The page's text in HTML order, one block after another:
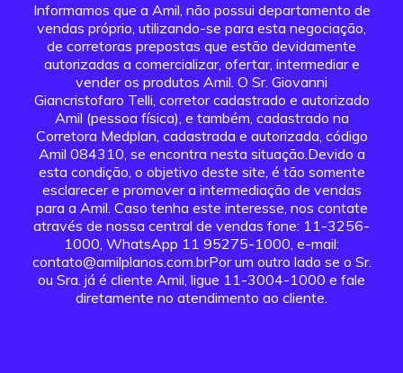
Informamos que a Amil, não possui departamento de
vendas próprio, utilizando-se para esta negociação,
de corretoras prepostas que estão devidamente
autorizadas a comercializar, ofertar, intermediar e
vender os produtos Amil. O Sr. Giovanni
Giancristofaro Telli, corretor cadastrado e autorizado
Amil (pessoa física), e também, cadastrado na
Corretora Medplan, cadastrada e autorizada, código
Amil 084310, se encontra nesta situação.Devido a
esta condição, o objetivo deste site, é tão somente
esclarecer e promover a intermediação de vendas
para a Amil. Caso tenha este interesse, nos contate
através de nossa central de vendas fone: 11-3256-
1000, WhatsApp 11 95275-1000, e-mail:
contato@amilplanos.com.brPor um outro lado se o Sr.
ou Sra. já é cliente Amil, ligue 11-3004-1000 e fale
diretamente no atendimento ao cliente.